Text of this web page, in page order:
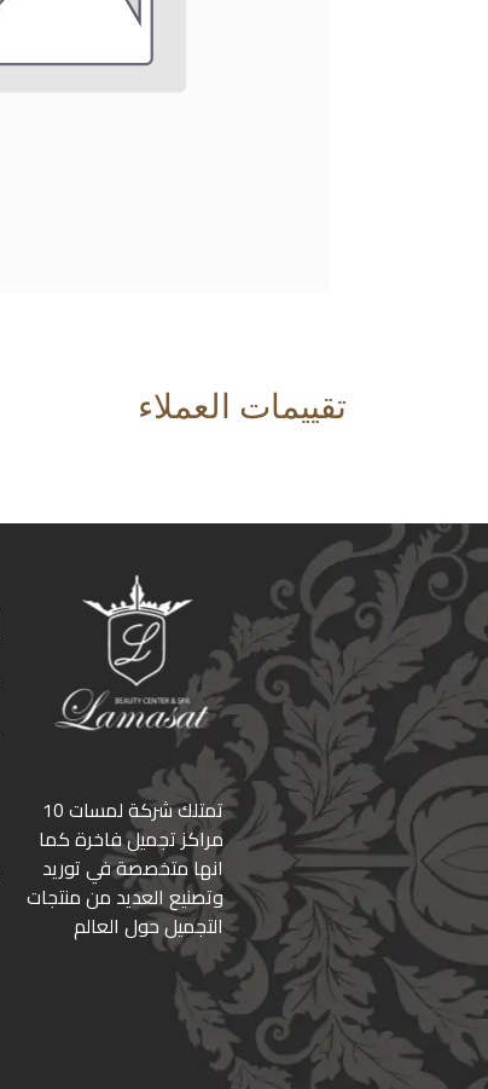
تقييمات العملاء
ﺗﻤﺘﻠﻚ ﺷﺮﻛﺔ ﻟﻤﺴﺎت 10
ﻣﺮاﻛﺰ ﺗﺠﻤﻴﻞ ﻓﺎﺧﺮة كما
انها ﻣﺘﺨﺼﺼﺔ ﻓﻲ ﺗﻮرﻳﺪ
وﺗﺼﻨﻴﻊ اﻟﻌﺪﻳﺪ ﻣﻦ ﻣﻨﺘﺠﺎت
اﻟﺘﺠﻤﻴﻞ ﺣﻮل اﻟﻌﺎﻟﻢ